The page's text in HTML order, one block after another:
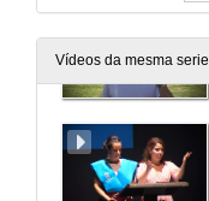
Vídeos da mesma serie